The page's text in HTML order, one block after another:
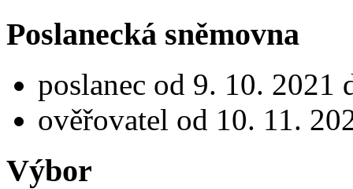
Poslanecká sněmovna
poslanec od 9. 10. 2021
ověřovatel od 10. 11.
Výbor